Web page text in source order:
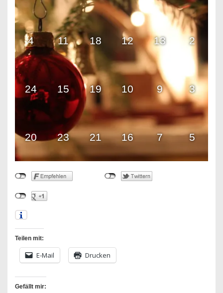
4 11 18 12 13 2
24 15 19 10 9 3
20 23 21 16 7 5
Teilen mit:
E-Mail Drucken
Gefällt mir: